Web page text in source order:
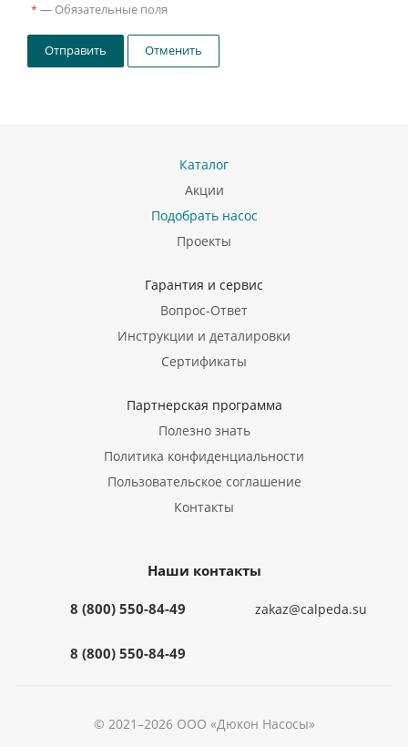
* — Обязательные поля
Отправить Отменить
Каталог
Акции
Подобрать насос
Проекты
Гарантия и сервис
Вопрос-Ответ
Инструкции и деталировки
Сертификаты
Партнерская программа
Полезно знать
Политика конфиденциальности
Пользовательское соглашение
Контакты
Наши контакты
8 (800) 550-84-49
8 (800) 550-84-49
zakaz@calpeda.su
© 2021–2026 ООО «Дюкон Насосы»